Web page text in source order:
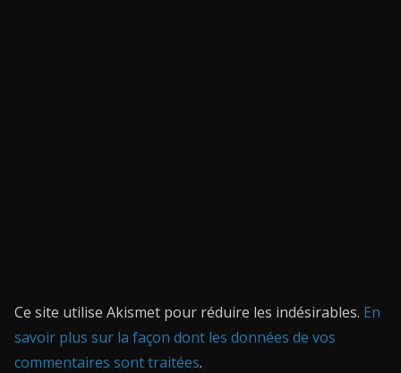
Ce site utilise Akismet pour réduire les indésirables. En
savoir plus sur la façon dont les données de vos
commentaires sont traitées.